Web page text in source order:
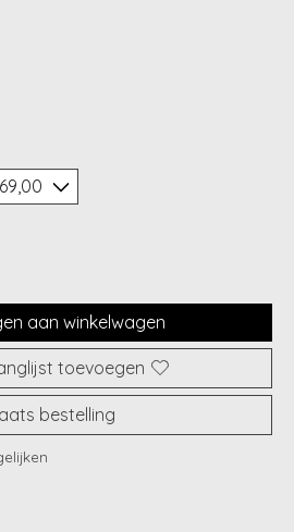
product is
aan winkelwagen
toevoegen
bestelling